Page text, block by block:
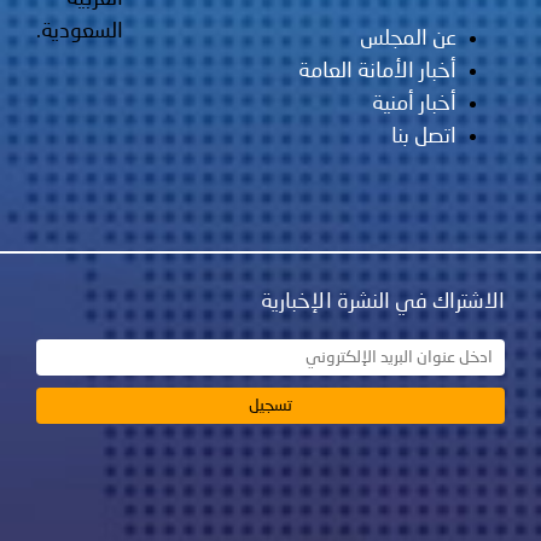
السعودية.
عن المجلس
أخبار الأمانة العامة
أخبار أمنية
اتصل بنا
الاشتراك في النشرة الإخبارية